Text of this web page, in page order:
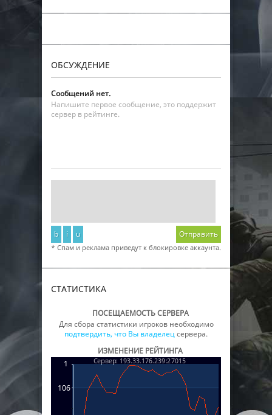
ОБСУЖДЕНИЕ
Сообщений нет.
Напишите первое сообщение, это поддержит
сервер в рейтинге.
b i u Отправить
* Спам и реклама приведут к блокировке аккаунта.
СТАТИСТИКА
ПОСЕЩАЕМОСТЬ СЕРВЕРА
Для сбора статистики игроков необходимо
подтвердить, что Вы владелецсервера.
ИЗМЕНЕНИЕ РЕЙТИНГА